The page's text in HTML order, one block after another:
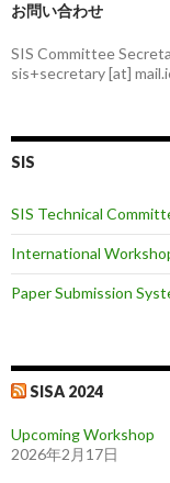
お問い合わせ
SIS Committee
sis+secretary [at]
SIS
SIS Technical
International
Paper Submission
SISA 2024
Upcoming Workshop
2026年2月17日